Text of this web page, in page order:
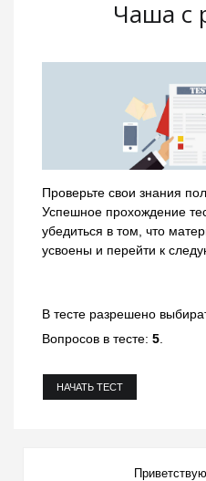
Чаша с
Проверьте свои знания
Успешное прохождение
убедиться в том, что
усвоены и перейти к
В тесте разрешено
Вопросов в тесте: 5